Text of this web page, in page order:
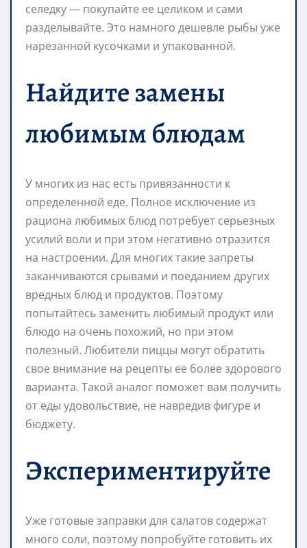
селедку — покупайте ее целиком и сами
разделывайте. Это намного дешевле рыбы уже
нарезанной кусочками и упакованной.
Найдите замены
любимым блюдам
У многих из нас есть привязанности к
определенной еде. Полное исключение из
рациона любимых блюд потребует серьезных
усилий воли и при этом негативно отразится
на настроении. Для многих такие запреты
заканчиваются срывами и поеданием других
вредных блюд и продуктов. Поэтому
попытайтесь заменить любимый продукт или
блюдо на очень похожий, но при этом
полезный. Любители пиццы могут обратить
свое внимание на рецепты ее более здорового
варианта. Такой аналог поможет вам получить
от еды удовольствие, не навредив фигуре и
бюджету.
Экспериментируйте
Уже готовые заправки для салатов содержат
много соли, поэтому попробуйте готовить их